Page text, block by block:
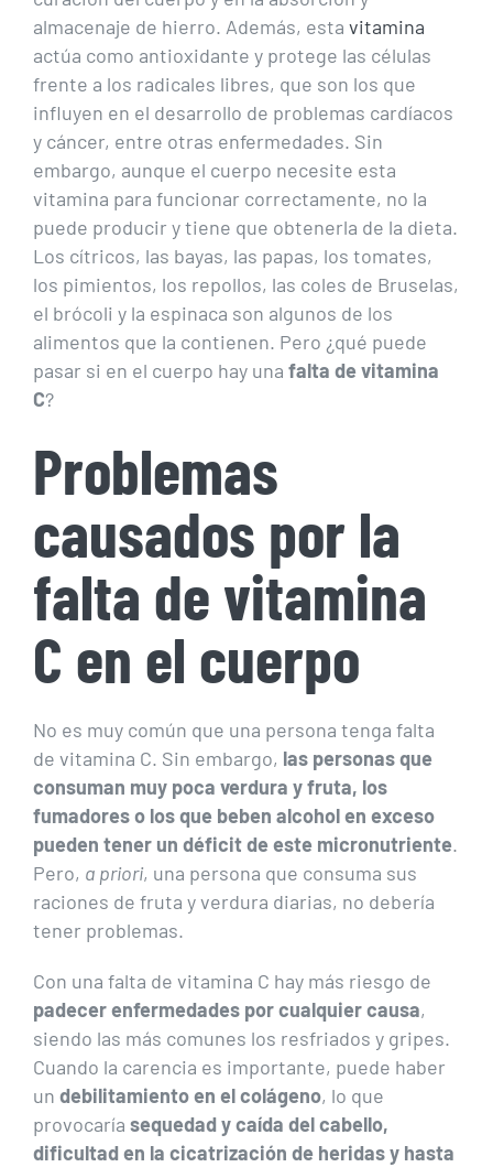
almacenaje de hierro. Además, esta vitamina
actúa como antioxidante y protege las células
frente a los radicales libres, que son los que
influyen en el desarrollo de problemas cardíacos
y cáncer, entre otras enfermedades. Sin
embargo, aunque el cuerpo necesite esta
vitamina para funcionar correctamente, no la
puede producir y tiene que obtenerla de la dieta.
Los cítricos, las bayas, las papas, los tomates,
los pimientos, los repollos, las coles de Bruselas,
el brócoli y la espinaca son algunos de los
alimentos que la contienen. Pero ¿qué puede
pasar si en el cuerpo hay una falta de vitamina
C?
Problemas
causados por la
falta de vitamina
C en el cuerpo
No es muy común que una persona tenga falta
de vitamina C. Sin embargo, las personas que
consuman muy poca verdura y fruta, los
fumadores o los que beben alcohol en exceso
pueden tener un déficit de este micronutriente.
Pero, a priori, una persona que consuma sus
raciones de fruta y verdura diarias, no debería
tener problemas.
Con una falta de vitamina C hay más riesgo de
padecer enfermedades por cualquier causa,
siendo las más comunes los resfriados y gripes.
Cuando la carencia es importante, puede haber
un debilitamiento en el colágeno, lo que
provocaría sequedad y caída del cabello,
dificultad en la cicatrización de heridas y hasta